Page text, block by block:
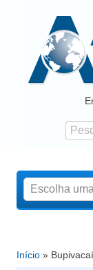
Atlas da
Formulário
Está aqui
Início »